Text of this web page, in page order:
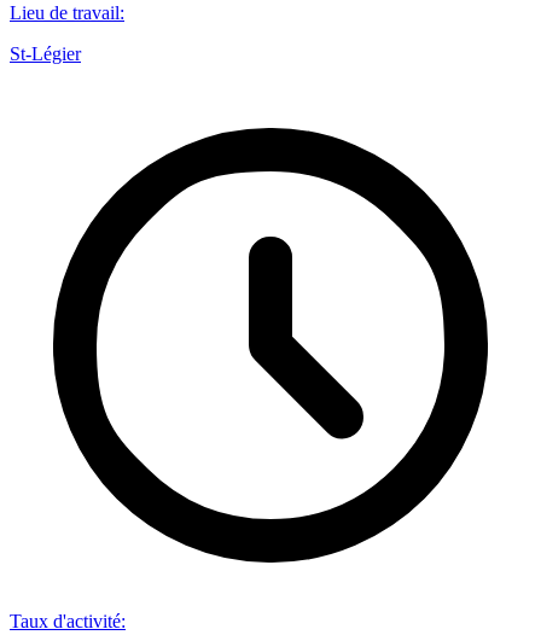
Lieu de travail:
St-Légier
Taux d'activité: